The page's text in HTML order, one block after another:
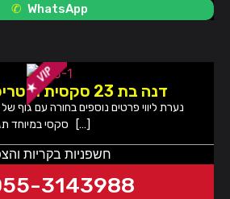
WhatsApp
דנה בת 23 סקסית ומטריפה בקריות
נערת ליווי פרטים נוספים בחורה עם גוף
סקסי במיוחד תגיע לביתך או למלון בלבד […]
חשפניות בקריות
3143988